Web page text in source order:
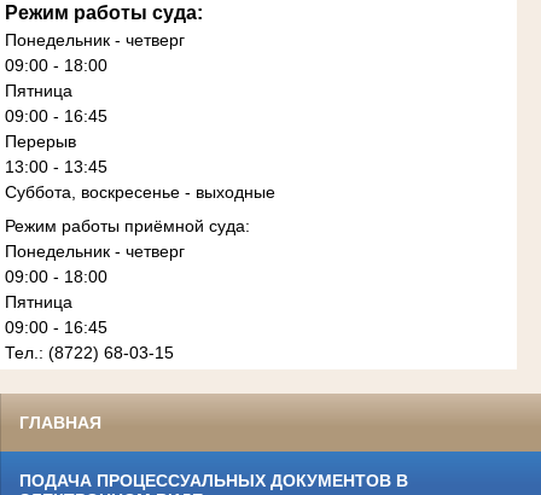
Режим работы суда:
Понедельник - четверг
09:00 - 18:00
Пятница
09:00 - 16:45
Перерыв
13:00 - 13:45
Суббота, воскресенье - выходные
Режим работы приёмной суда:
Понедельник - четверг
09:00 - 18:00
Пятница
09:00 - 16:45
Тел.: (8722) 68-03-15
ГЛАВНАЯ
ПОДАЧА ПРОЦЕССУАЛЬНЫХ ДОКУМЕНТОВ В